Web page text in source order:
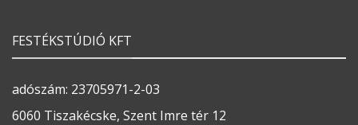
FESTÉKSTÚDIÓ KFT
adószám: 23705971-2-03
6060 Tiszakécske, Szent Imre tér 12